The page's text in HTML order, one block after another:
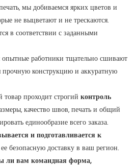
мы добиваемся ярких цветов и
не выцветают и не трескаются.
в соответствии с заданными
опытные работники тщательно сшивают
прочную конструкцию и аккуратную
проходит строгий контроль
качество швов, печать и общий
единообразие всего заказа.
и подготавливается к
ее безопасную доставку в ваш регион.
ли вам командная форма,